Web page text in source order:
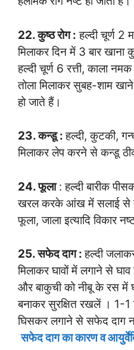
22. कुष्ठ रोग : हल्दी चूर्ण 2
मिलाकर दिन में 3 बार खाना
हल्दी चूर्ण 6 रत्ती, काला नमक
तोला मिलाकर सुबह-शाम
हो जाते हैं।
23. कन्डू :हल्दी, कुटकी,
मिलाकर लेप करने से कन्डू
24. फूला: हल्दी बारीक
खरल करके आंख में सलाई से
फूला, जाला इत्यादि विकार
25. सफेद दाग :हल्दी
मिलाकर घावों में लगाने से
और बाकुची को नीबू के रस में
बनाकर सुरक्षित रखलें । 1-
घिसकर लगाने से सफेद दाग
सफेद दाग का कारण व